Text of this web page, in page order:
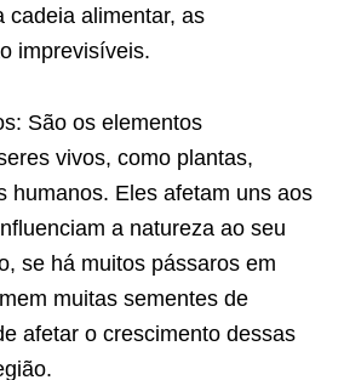
cadeia alimentar, as
imprevisíveis.
São os elementos
vivos, como plantas,
humanos. Eles afetam uns aos
a natureza ao seu
se há muitos pássaros em
muitas sementes de
afetar o crescimento dessas